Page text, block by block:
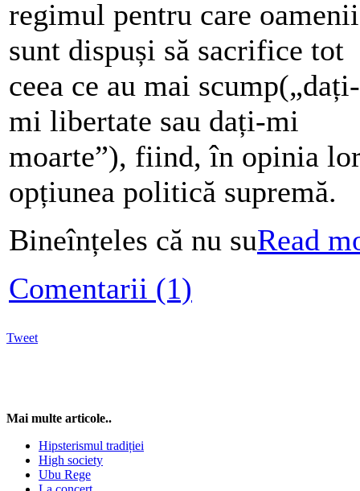
regimul pentru care oamenii
sunt dispuși să sacrifice tot
ceea ce au mai scump(„dați-
mi libertate sau dați-mi
moarte”), fiind, în opinia
opțiunea politică supremă.
Bineînțeles că nu suRead
Comentarii (1)
Tweet
Mai multe articole..
Hipsterismul tradiției
High society
Ubu Rege